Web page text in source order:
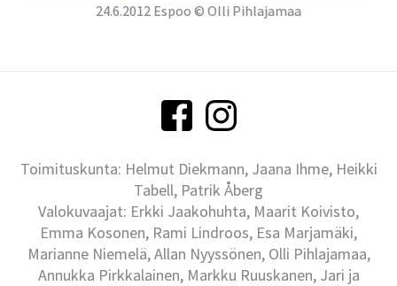
24.6.2012 Espoo © Olli Pihlajamaa
Toimituskunta: Helmut Diekmann, Jaana Ihme, Heikki
Tabell, Patrik Åberg
Valokuvaajat: Erkki Jaakohuhta, Maarit Koivisto,
Emma Kosonen, Rami Lindroos, Esa Marjamäki,
Marianne Niemelä, Allan Nyyssönen, Olli Pihlajamaa,
Annukka Pirkkalainen, Markku Ruuskanen, Jari ja